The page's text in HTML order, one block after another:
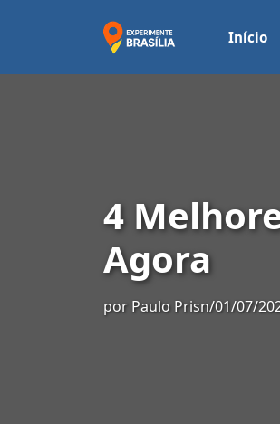
Início
4
Agora
por Paulo Prisn/01/07/